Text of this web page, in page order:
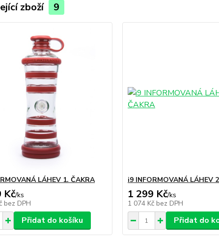
zboží 9
LÁHEV 1. ČAKRA
Kč/ks
bez DPH
Přidat do košíku
i9 INFORMOVANÁ LÁHEV
1 299 Kč/ks
1 074 Kč bez DPH
Přidat do